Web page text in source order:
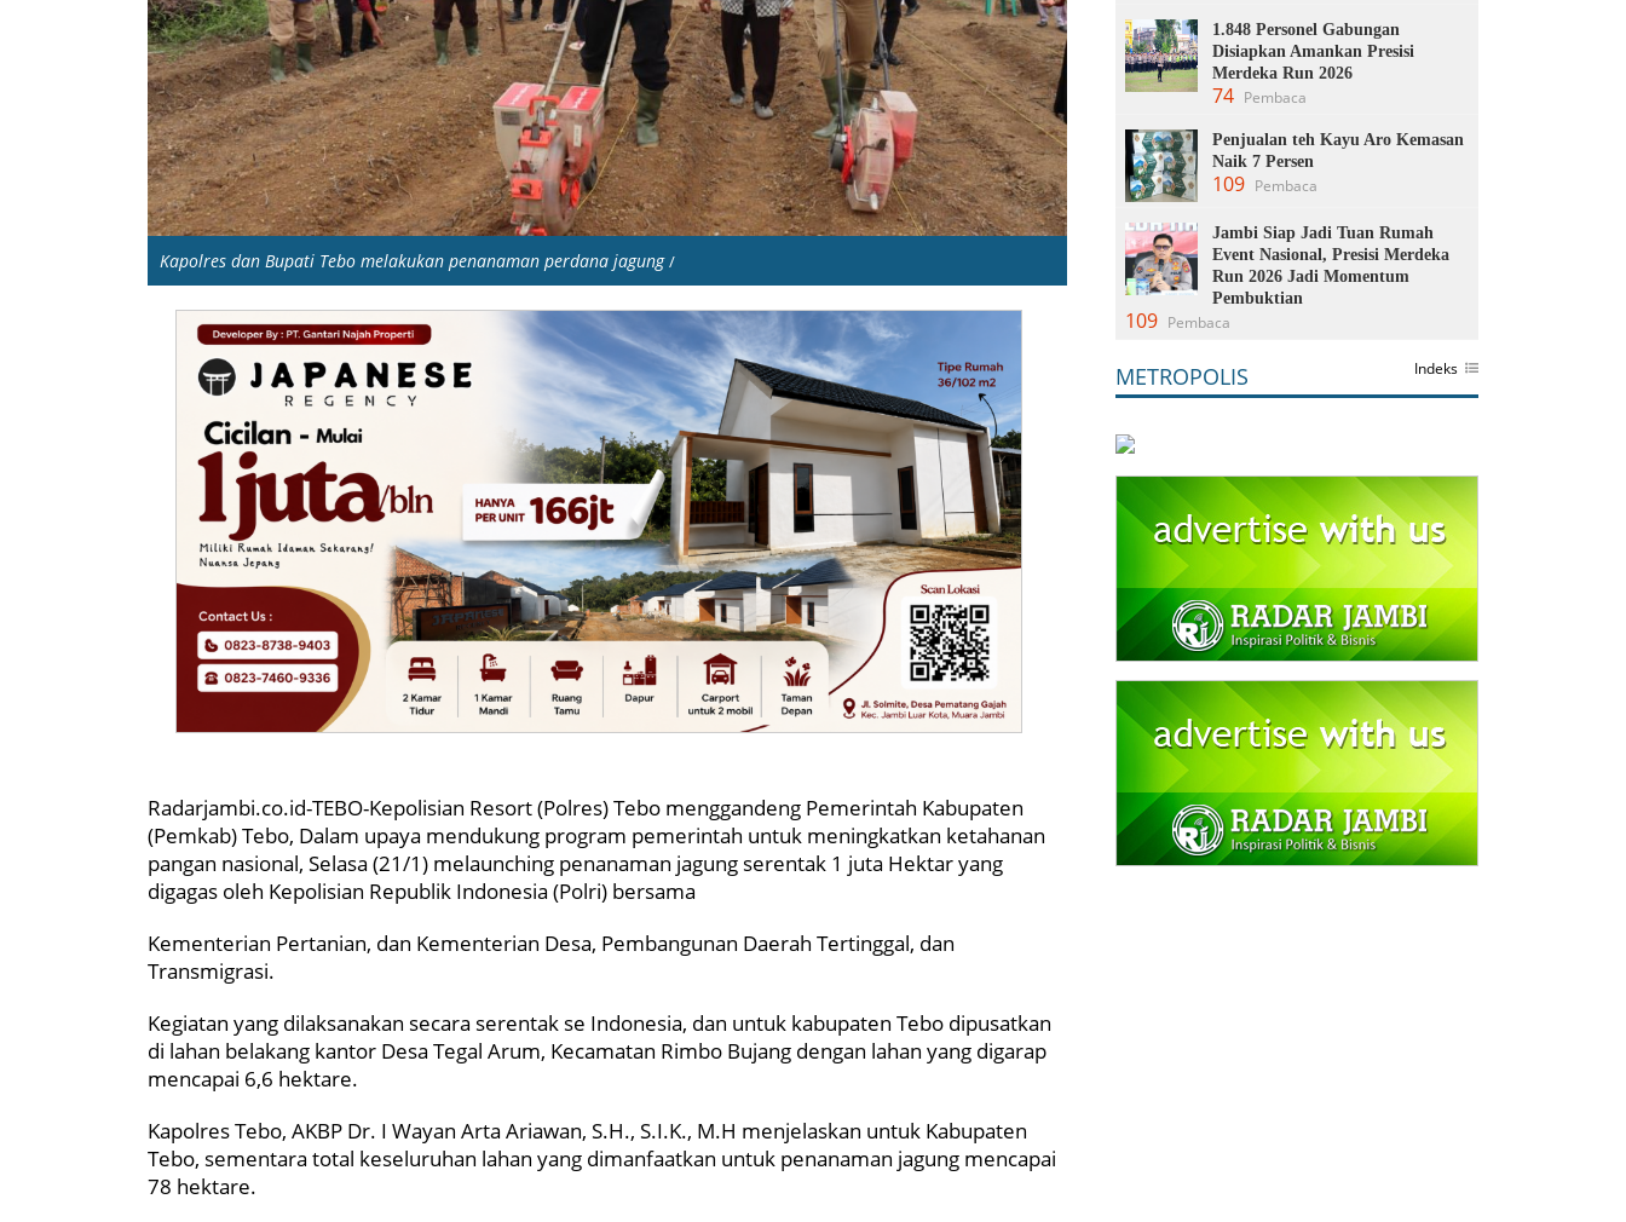
Kapolres dan Bupati Tebo melakukan penanaman perdana jagung/
Radarjambi.co.id-TEBO-Kepolisian Resort (Polres) Tebo menggandeng Pemerintah Kabupaten
(Pemkab) Tebo, Dalam upaya mendukung program pemerintah untuk meningkatkan ketahanan
pangan nasional, Selasa (21/1) melaunching penanaman jagung serentak 1 juta Hektar yang
digagas oleh Kepolisian Republik Indonesia (Polri) bersama
Kementerian Pertanian, dan Kementerian Desa, Pembangunan Daerah Tertinggal, dan
Transmigrasi.
Kegiatan yang dilaksanakan secara serentak se Indonesia, dan untuk kabupaten Tebo dipusatkan
di lahan belakang kantor Desa Tegal Arum, Kecamatan Rimbo Bujang dengan lahan yang digarap
mencapai 6,6 hektare.
Kapolres Tebo, AKBP Dr. I Wayan Arta Ariawan, S.H., S.I.K., M.H menjelaskan untuk Kabupaten
Tebo, sementara total keseluruhan lahan yang dimanfaatkan untuk penanaman jagung mencapai
78 hektare.
1.848 Personel Gabungan
Disiapkan Amankan Presisi
Merdeka Run 2026
74 Pembaca
Penjualan teh Kayu Aro Kemasan
Naik 7 Persen
109 Pembaca
Jambi Siap Jadi Tuan Rumah
Event Nasional, Presisi Merdeka
Run 2026 Jadi Momentum
Pembuktian
109 Pembaca
METROPOLIS Indeks